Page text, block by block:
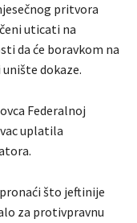
pritvora
uticati na
da će boravkom na
dokaze.
Federalnoj
uplatila
što jeftinije
za protivpravnu